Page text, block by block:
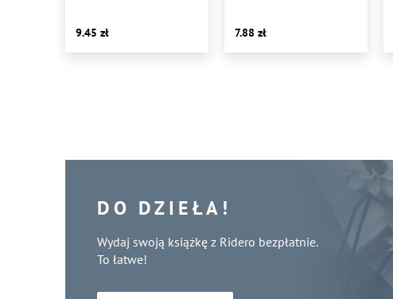
9.45 7.88
DO DZIEŁA!
Wydaj swoją książkę z Ridero bezpłatnie.
To łatwe!